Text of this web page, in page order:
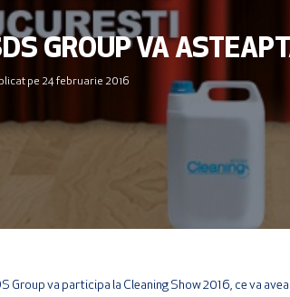
GROUP VA
pe 24 februarie 2016
Group va participa la Cleaning Show 2016, ce va